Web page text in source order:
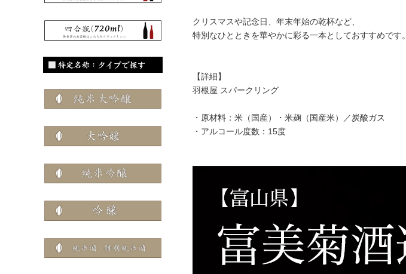
クリスマスや記念日、年末年始の乾杯など、
特別なひとときを華やかに彩る一本としておすすめです。
【詳細】
羽根屋 スパークリング
・原材料：米（国産）・米麹（国産米）／炭酸ガス
・アルコール度数：15度